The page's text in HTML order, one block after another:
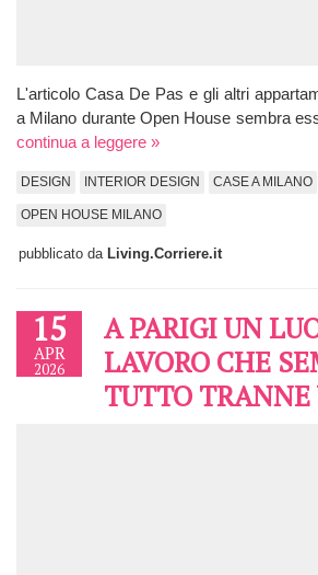
L'articolo Casa De Pas e gli altri
a Milano durante Open House sembra
continua a leggere »
DESIGN INTERIOR DESIGN CASE A MILANO
OPEN HOUSE MILANO
pubblicato da Living.Corriere.it
15
APR
2026
A PARIGI UN
LAVORO CHE
TUTTO